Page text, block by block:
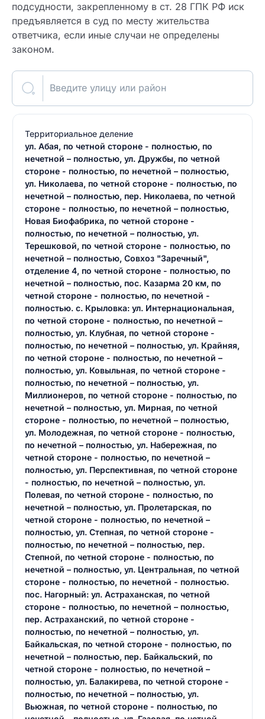
подсудности, закрепленному в ст. 28 ГПК РФ иск
предъявляется в суд по месту жительства
ответчика, если иные случаи не определены
законом.
Введите улицу или район
Территориальное деление
ул. Абая, по четной стороне - полностью, по
нечетной – полностью, ул. Дружбы, по четной
стороне - полностью, по нечетной – полностью,
ул. Николаева, по четной стороне - полностью, по
нечетной – полностью, пер. Николаева, по четной
стороне - полностью, по нечетной – полностью,
Новая Биофабрика, по четной стороне -
полностью, по нечетной – полностью, ул.
Терешковой, по четной стороне - полностью, по
нечетной – полностью, Совхоз "Заречный",
отделение 4, по четной стороне - полностью, по
нечетной – полностью, пос. Казарма 20 км, по
четной стороне - полностью, по нечетной -
полностью. с. Крыловка: ул. Интернациональная,
по четной стороне - полностью, по нечетной –
полностью, ул. Клубная, по четной стороне -
полностью, по нечетной – полностью, ул. Крайняя,
по четной стороне - полностью, по нечетной –
полностью, ул. Ковыльная, по четной стороне -
полностью, по нечетной – полностью, ул.
Миллионеров, по четной стороне - полностью, по
нечетной – полностью, ул. Мирная, по четной
стороне - полностью, по нечетной – полностью,
ул. Молодежная, по четной стороне - полностью,
по нечетной – полностью, ул. Набережная, по
четной стороне - полностью, по нечетной –
полностью, ул. Перспективная, по четной стороне
- полностью, по нечетной – полностью, ул.
Полевая, по четной стороне - полностью, по
нечетной – полностью, ул. Пролетарская, по
четной стороне - полностью, по нечетной –
полностью, ул. Степная, по четной стороне -
полностью, по нечетной – полностью, пер.
Степной, по четной стороне - полностью, по
нечетной – полностью, ул. Центральная, по четной
стороне - полностью, по нечетной - полностью.
пос. Нагорный: ул. Астраханская, по четной
стороне - полностью, по нечетной – полностью,
пер. Астраханский, по четной стороне -
полностью, по нечетной – полностью, ул.
Байкальская, по четной стороне - полностью, по
нечетной – полностью, пер. Байкальский, по
четной стороне - полностью, по нечетной –
полностью, ул. Балакирева, по четной стороне -
полностью, по нечетной – полностью, ул.
Вьюжная, по четной стороне - полностью, по